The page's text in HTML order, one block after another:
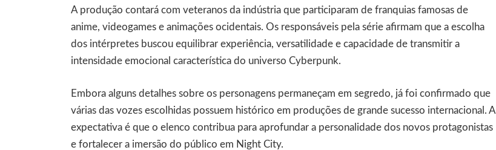
A produção contará com veteranos da indústria que participaram de franquias famosas de
anime, videogames e animações ocidentais. Os responsáveis pela série afirmam que a escolha
dos intérpretes buscou equilibrar experiência, versatilidade e capacidade de transmitir a
intensidade emocional característica do universo Cyberpunk.
Embora alguns detalhes sobre os personagens permaneçam em segredo, já foi confirmado que
várias das vozes escolhidas possuem histórico em produções de grande sucesso internacional. A
expectativa é que o elenco contribua para aprofundar a personalidade dos novos protagonistas
e fortalecer a imersão do público em Night City.